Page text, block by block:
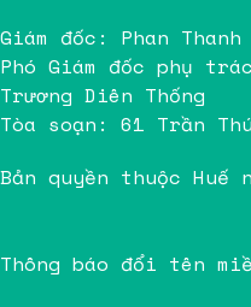
Giám đốc: Phan
Phó Giám đốc phụ
Trương Diên Thống
Tòa soạn: 61 Trần
Bản quyền thuộc Huế
Thông báo đổi tên